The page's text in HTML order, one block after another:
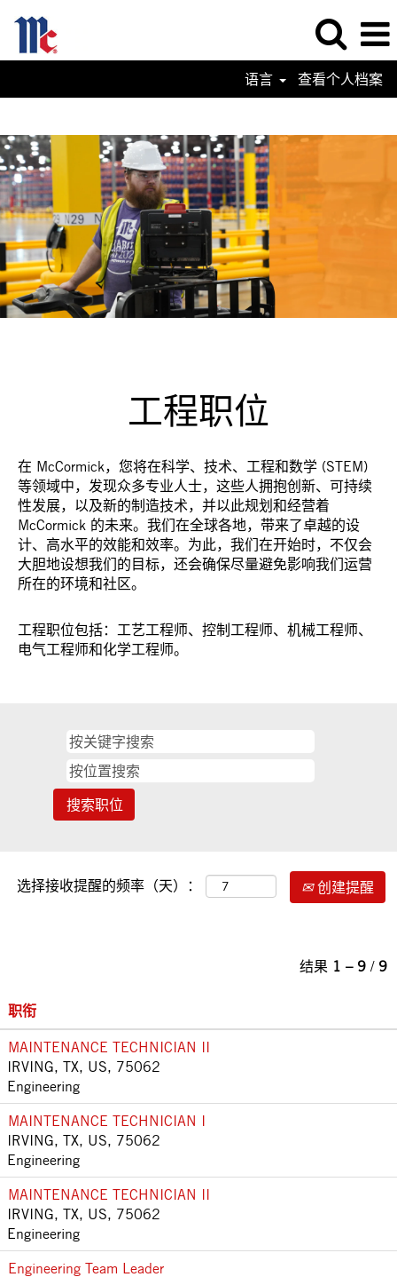
语言 查看个人档案
ZN
工程职位
在 McCormick，您将在科学、技术、工程和数学 (STEM)
等领域中，发现众多专业人士，这些人拥抱创新、可持续
性发展，以及新的制造技术，并以此规划和经营着
McCormick 的未来。我们在全球各地，带来了卓越的设
计、高水平的效能和效率。为此，我们在开始时，不仅会
大胆地设想我们的目标，还会确保尽量避免影响我们运营
所在的环境和社区。
工程职位包括：工艺工程师、控制工程师、机械工程师、
电气工程师和化学工程师。
选择接收提醒的频率（天）： 创建提醒
结果 1 – 9 / 9
职衔
MAINTENANCE TECHNICIAN II
IRVING, TX, US, 75062
Engineering
MAINTENANCE TECHNICIAN I
IRVING, TX, US, 75062
Engineering
MAINTENANCE TECHNICIAN II
IRVING, TX, US, 75062
Engineering
Engineering Team Leader